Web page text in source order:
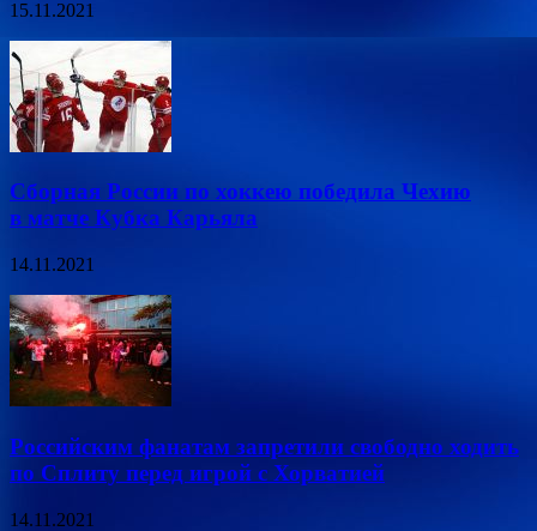
15.11.2021
Сборная России по хоккею победила Чехию
в матче Кубка Карьяла
14.11.2021
Российским фанатам запретили свободно ходить
по Сплиту перед игрой с Хорватией
14.11.2021